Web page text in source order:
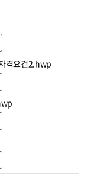
격요건2.hwp